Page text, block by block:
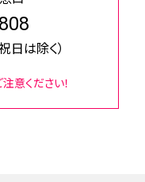
日は除く）
意ください！